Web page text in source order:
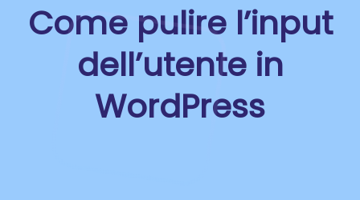
Come pulire l’input
dell’utente in
WordPress